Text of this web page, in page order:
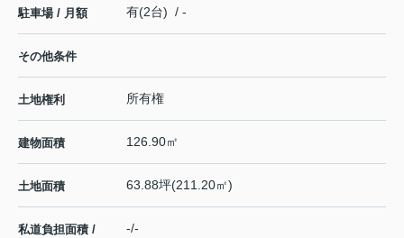
駐車場 / 月額 有(2台) / -
その他条件
土地権利 所有権
建物面積 126.90㎡
土地面積 63.88坪(211.20㎡)
私道負担面積 /
-/-